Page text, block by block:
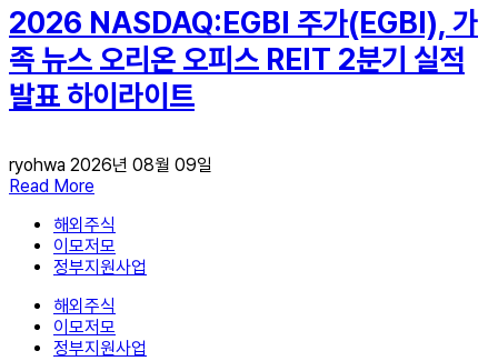
2026 NASDAQ:EGBI 주가(EGBI), 가
족 뉴스 오리온 오피스 REIT 2분기 실적
발표 하이라이트
ryohwa 2026년 08월 09일
Read More
해외주식
이모저모
정부지원사업
해외주식
이모저모
정부지원사업